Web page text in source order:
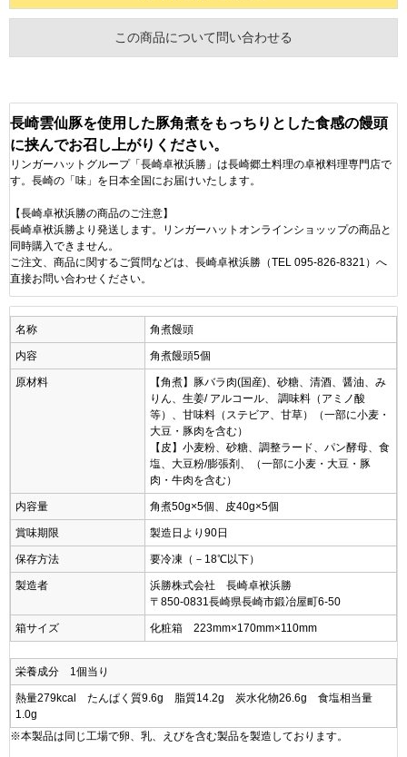
この商品について問い合わせる
長崎雲仙豚を使用した豚角煮をもっちりとした食感の饅頭
に挟んでお召し上がりください。
リンガーハットグループ「長崎卓袱浜勝」は長崎郷土料理の卓袱料理専門店で
す。長崎の「味」を日本全国にお届けいたします。
【長崎卓袱浜勝の商品のご注意】
長崎卓袱浜勝より発送します。リンガーハットオンラインショッップの商品と
同時購入できません。
ご注文、商品に関するご質問などは、長崎卓袱浜勝（TEL 095-826-8321）へ
直接お問い合わせください。
名称 角煮饅頭
内容 角煮饅頭5個
原材料
【角煮】豚バラ肉(国産)、砂糖、清酒、醤油、み
りん、生姜/ アルコール、 調味料（アミノ酸
等）、甘味料（ステビア、甘草）（一部に小麦・
大豆・豚肉を含む）
【皮】小麦粉、砂糖、調整ラード、パン酵母、食
塩、大豆粉/膨張剤、（一部に小麦・大豆・豚
肉・牛肉を含む）
内容量 角煮50g×5個、皮40g×5個
賞味期限 製造日より90日
保存方法 要冷凍（－18℃以下）
製造者
浜勝株式会社 長崎卓袱浜勝
〒850-0831長崎県長崎市鍛冶屋町6-50
箱サイズ 化粧箱 223mm×170mm×110mm
栄養成分 1個当り
熱量279kcal たんぱく質9.6g 脂質14.2g 炭水化物26.6g 食塩相当量
1.0g
※本製品は同じ工場で卵、乳、えびを含む製品を製造しております。